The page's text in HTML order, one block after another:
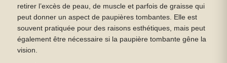
retirer l’excès de peau, de muscle et parfois de graisse qui
peut donner un aspect de paupières tombantes. Elle est
souvent pratiquée pour des raisons esthétiques, mais peut
également être nécessaire si la paupière tombante gêne la
vision.